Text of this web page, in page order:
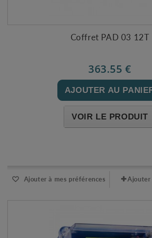
Coffret PAD 03 12T
363.55 €
AJOUTER AU
VOIR LE PRODUIT
Ajouter à mes préférences Ajouter